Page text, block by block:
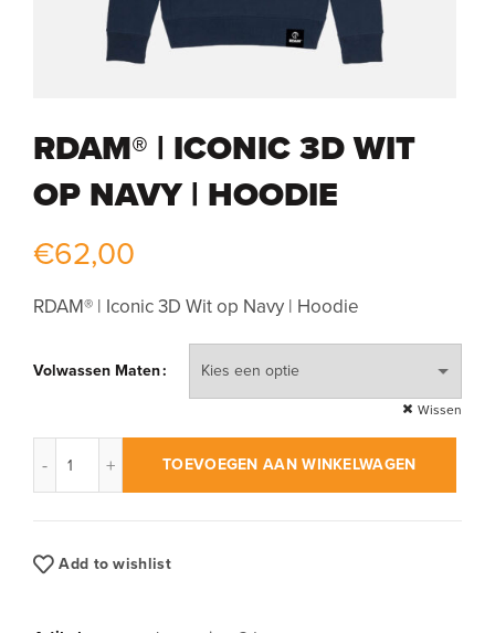
RDAM® | ICONIC 3D WIT
OP NAVY | HOODIE
€62,00
RDAM® | Iconic 3D Wit op Navy | Hoodie
Volwassen Maten
Wissen
TOEVOEGEN AAN WINKELWAGEN
Add to wishlist